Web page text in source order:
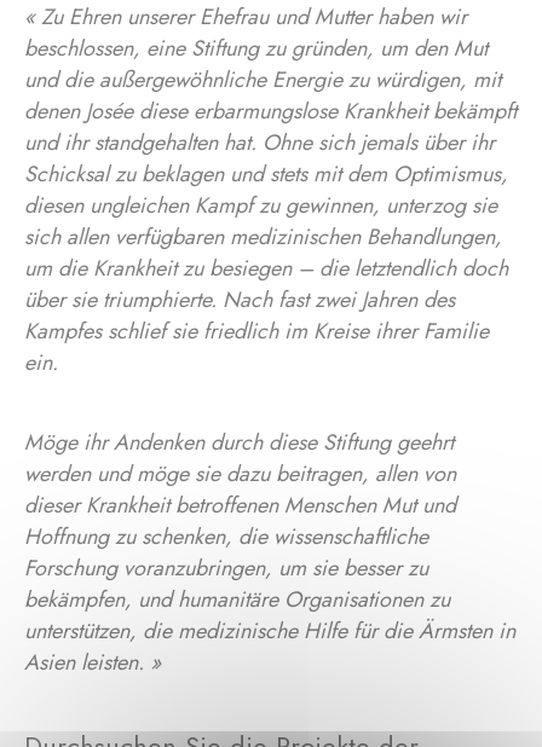
« Zu Ehren unserer Ehefrau und Mutter haben wir
beschlossen, eine Stiftung zu gründen, um den Mut
und die außergewöhnliche Energie zu würdigen, mit
denen Josée diese erbarmungslose Krankheit bekämpft
und ihr standgehalten hat. Ohne sich jemals über ihr
Schicksal zu beklagen und stets mit dem Optimismus,
diesen ungleichen Kampf zu gewinnen, unterzog sie
sich allen verfügbaren medizinischen Behandlungen,
um die Krankheit zu besiegen – die letztendlich doch
über sie triumphierte. Nach fast zwei Jahren des
Kampfes schlief sie friedlich im Kreise ihrer Familie
ein.
Möge ihr Andenken durch diese Stiftung geehrt
werden und möge sie dazu beitragen, allen von
dieser Krankheit betroffenen Menschen Mut und
Hoffnung zu schenken, die wissenschaftliche
Forschung voranzubringen, um sie besser zu
bekämpfen, und humanitäre Organisationen zu
unterstützen, die medizinische Hilfe für die Ärmsten in
Asien leisten. »